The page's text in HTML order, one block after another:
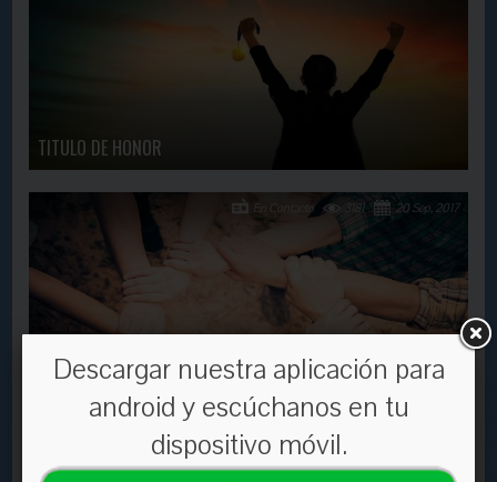
TITULO DE HONOR
FRACTURAS INTERNAS
20 Sep, 2017
3181
En Contacto
8 Jul, 2019
3495
En Contacto
Descargar nuestra aplicación para
android y escúchanos en tu
dispositivo móvil.